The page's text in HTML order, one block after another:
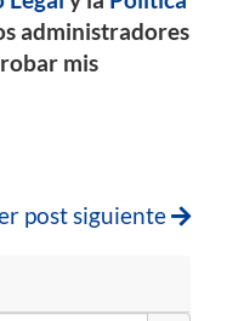
administradores
mis
post siguiente